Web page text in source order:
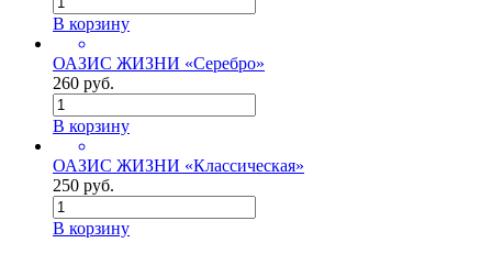
В корзину
ОАЗИС ЖИЗНИ «Серебро»
260 руб.
В корзину
ОАЗИС ЖИЗНИ «Классическая»
250 руб.
В корзину